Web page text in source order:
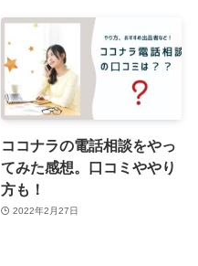
ココナラの電話相談をやっ
てみた感想。口コミややり
方も！
2022年2月27日